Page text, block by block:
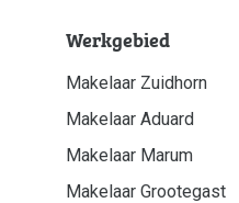
Werkgebied
Makelaar Zuidhorn
Makelaar Aduard
Makelaar Marum
Makelaar Grootegast